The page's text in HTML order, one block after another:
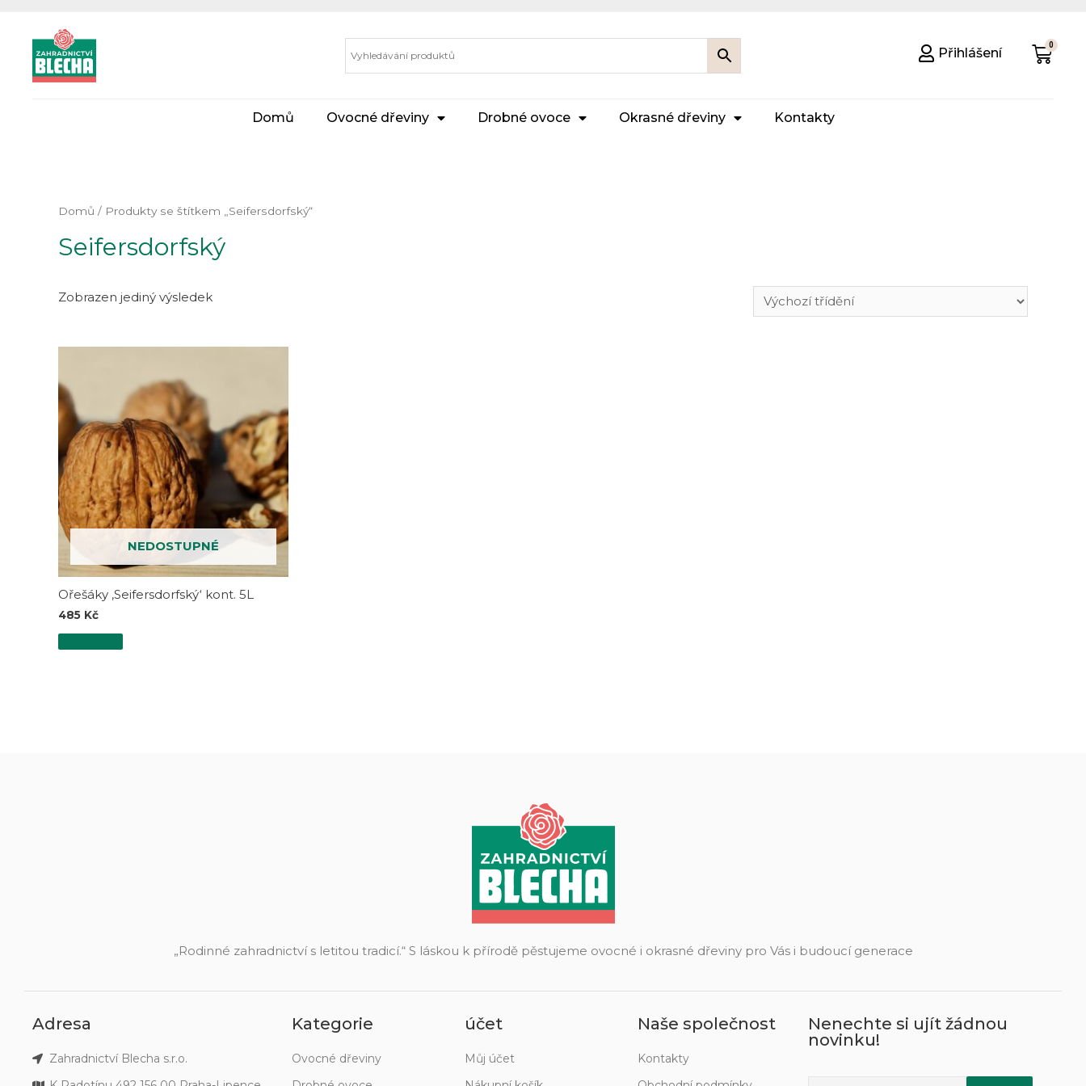
Přihlášení
Domů Ovocné dřeviny Drobné ovoce Okrasné dřeviny Kontakty
Domů / Produkty se štítkem „Seifersdorfský“
Seifersdorfský
Zobrazen jediný výsledek
NEDOSTUPNÉ
Ořešáky ‚Seifersdorfský‘ kont. 5L
485 Kč
„Rodinné zahradnictví s letitou tradicí.“ S láskou k přírodě pěstujeme ovocné i okrasné dřeviny pro Vás i budoucí generace
Adresa
Zahradnictví Blecha s.r.o.
Kategorie
Ovocné dřeviny
účet
Můj účet
Naše společnost
Kontakty
Nenechte si ujít žádnou
novinku!